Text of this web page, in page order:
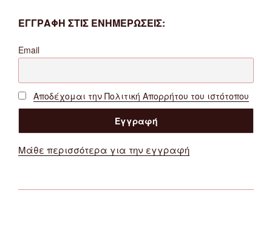
ΕΓΓΡΑΦΗ ΣΤΙΣ ΕΝΗΜΕΡΩΣΕΙΣ:
Email
Αποδέχομαι την Πολιτική Απορρήτου του ιστότοπου
Μάθε περισσότερα για την εγγραφή